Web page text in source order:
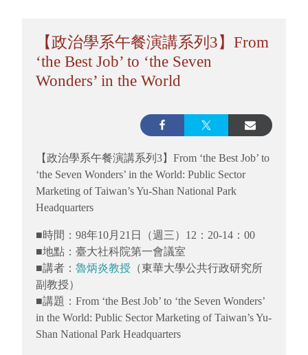
【政治學系午餐演講系列3】From
‘the Best Job’ to ‘the Seven
Wonders’ in the World
【政治學系午餐演講系列3】From ‘the Best Job’ to
‘the Seven Wonders’ in the World: Public Sector
Marketing of Taiwan’s Yu-Shan National Park
Headquarters
■時間：98年10月21日（週三）12：20-14：00
■地點：臺大社科院第一會議室
■講者： 魯炳炎教授 （東華大學公共行政研究所
副教授）
■講題：From ‘the Best Job’ to ‘the Seven Wonders’
in the World: Public Sector Marketing of Taiwan’s Yu-
Shan National Park Headquarters